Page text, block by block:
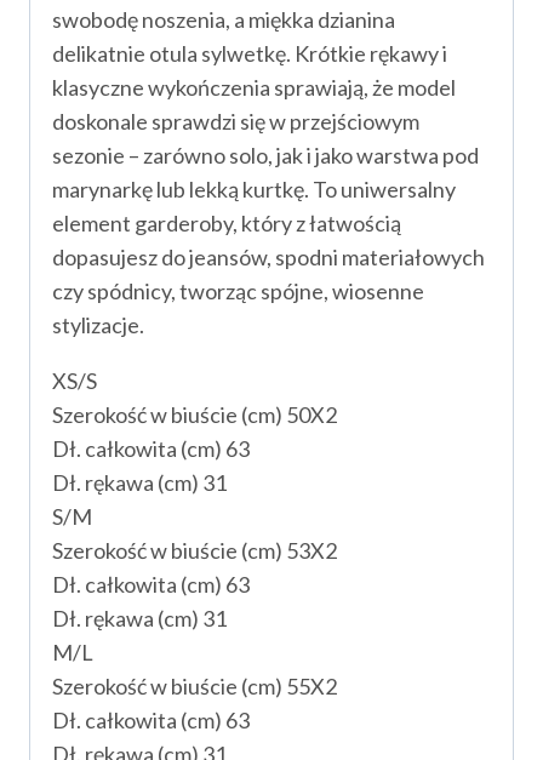
swobodę noszenia, a miękka dzianina
delikatnie otula sylwetkę. Krótkie rękawy i
klasyczne wykończenia sprawiają, że model
doskonale sprawdzi się w przejściowym
sezonie – zarówno solo, jak i jako warstwa pod
marynarkę lub lekką kurtkę. To uniwersalny
element garderoby, który z łatwością
dopasujesz do jeansów, spodni materiałowych
czy spódnicy, tworząc spójne, wiosenne
stylizacje.
XS/S
Szerokość w biuście (cm) 50X2
Dł. całkowita (cm) 63
Dł. rękawa (cm) 31
S/M
Szerokość w biuście (cm) 53X2
Dł. całkowita (cm) 63
Dł. rękawa (cm) 31
M/L
Szerokość w biuście (cm) 55X2
Dł. całkowita (cm) 63
Dł. rękawa (cm) 31